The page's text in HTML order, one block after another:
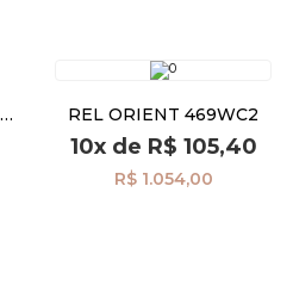
REL ORIENT 469WC2
10xde R$ 105,40
R$ 1.054,00